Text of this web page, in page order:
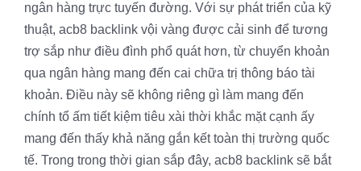
ngân hàng trực tuyến đường. Với sự phát triển của kỹ
thuật, acb8 backlink vội vàng được cải sinh để tương
trợ sắp như điều đình phổ quát hơn, từ chuyển khoản
qua ngân hàng mang đến cai chữa trị thông báo tài
khoản. Điều này sẽ không riêng gì làm mang đến
chính tổ ấm tiết kiệm tiêu xài thời khắc mặt cạnh ấy
mang đến thấy khả năng gắn kết toàn thị trường quốc
tế. Trong trong thời gian sắp đây, acb8 backlink sẽ bắt